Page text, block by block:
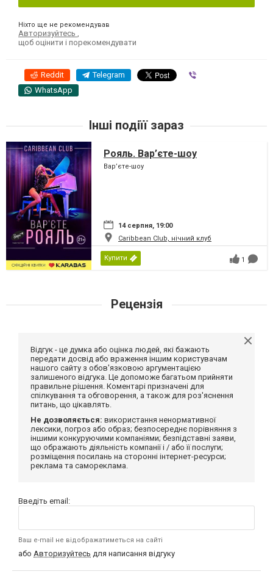
Ніхто ще не рекомендував
Авторизуйтесь
щоб оцінити і порекомендувати
Reddit Telegram
WhatsApp
Інші подіїї зараз
Рояль. Вар’єте-шоу
Вар’єте-шоу
14 серпня, 19:00
Caribbean Club, нічний клуб
Купити 1
Рецензія
Відгук - це думка або оцінка людей, які бажають
передати досвід або враження іншим користувачам
нашого сайту з обов'язковою аргументацією
залишеного відгука. Це допоможе багатьом прийняти
правильне рішення. Коментарі призначені для
спілкування та обговорення, а також для роз'яснення
питань, що цікавлять.
Не дозволяється: використання ненормативної
лексики, погроз або образ; безпосереднє порівняння з
іншими конкуруючими компаніями; безпідставні заяви,
що ображають діяльність компанії і / або її послуги;
розміщення посилань на сторонні інтернет-ресурси;
реклама та самореклама.
Введіть email:
Ваш e-mail не відображатиметься на сайті
або Авторизуйтесь для написання відгуку